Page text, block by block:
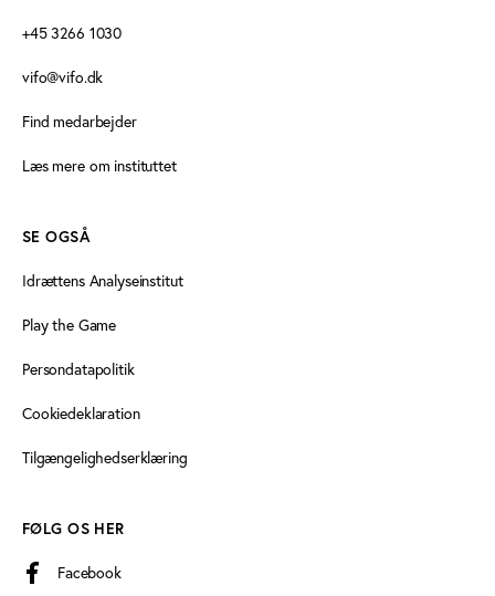
+45 3266 1030
vifo@vifo.dk
Find medarbejder
Læs mere om instituttet
SE OGSÅ
Idrættens Analyseinstitut
Play the Game
Persondatapolitik
Cookiedeklaration
Tilgængelighedserklæring
FØLG OS HER
Facebook